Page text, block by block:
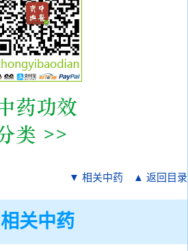
▼ 相关中药 ▲ 返回目录
相关中药